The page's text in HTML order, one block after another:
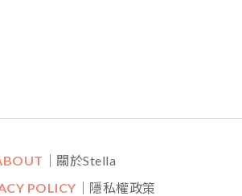
｜關於Stella
POLICY ｜隱私權政策